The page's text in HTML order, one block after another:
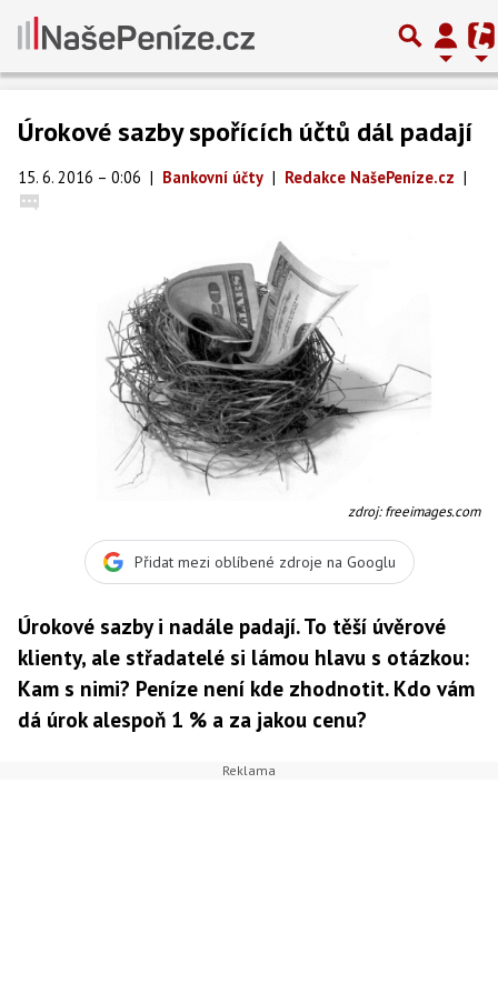
Úrokové sazby spořících účtů dál padají
15. 6. 2016 – 0:06 | Bankovní účty | Redakce NašePeníze.cz |
zdroj: freeimages.com
Přidat mezi oblíbené zdroje na Googlu
Úrokové sazby i nadále padají. To těší úvěrové
klienty, ale střadatelé si lámou hlavu s otázkou:
Kam s nimi? Peníze není kde zhodnotit. Kdo vám
dá úrok alespoň 1 % a za jakou cenu?